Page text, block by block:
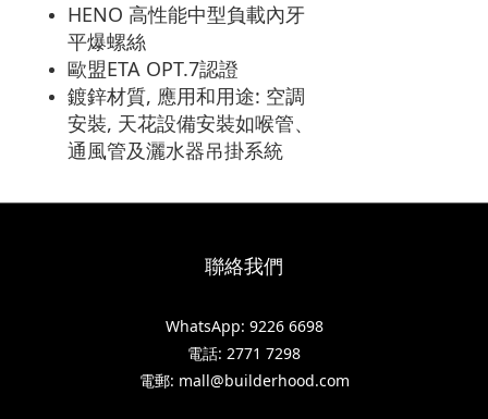
HENO 高性能中型負載內牙
平爆螺絲​
歐盟ETA OPT.7認證
​鍍鋅材質, 應用和用途: 空調
安裝, 天花設備安裝如喉管、
通風管及灑水器吊掛系統
聯絡我們
WhatsApp: 9226 6698
電話: 2771 7298
電郵: mall@builderhood.com